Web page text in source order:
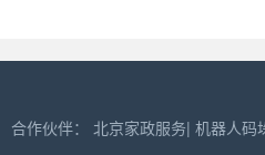
合作伙伴： 北京家政服务| 机器人码